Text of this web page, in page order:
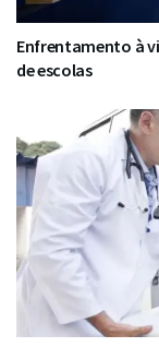
Enfrentamento à
de escolas